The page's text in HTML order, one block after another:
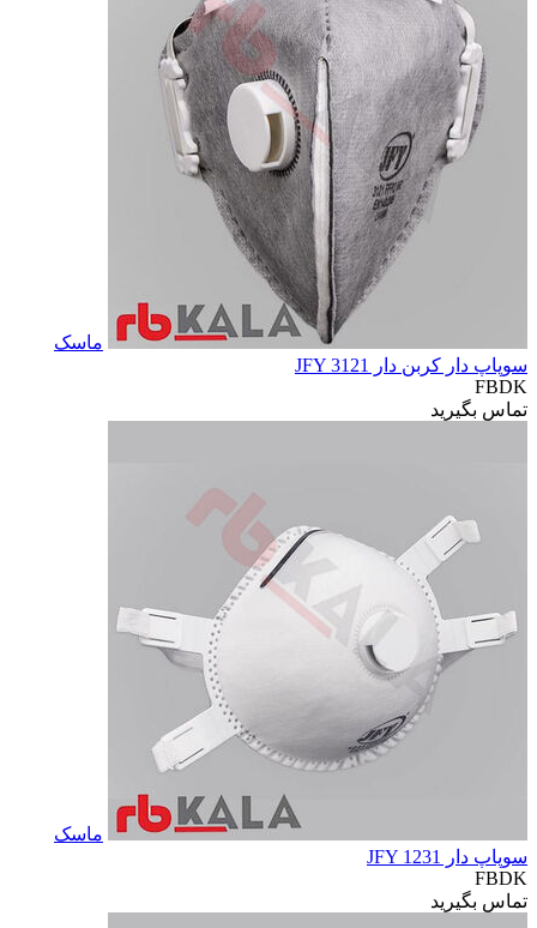
ماسک
سوپاپ دار کربن دار JFY 3121
FBDK
تماس بگیرید
ماسک
سوپاپ دار JFY 1231
FBDK
تماس بگیرید